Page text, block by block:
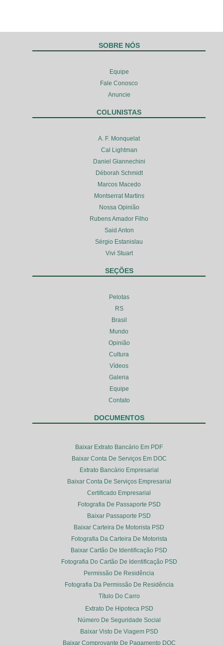
SOBRE NÓS
Equipe
Fale Conosco
Anuncie
COLUNISTAS
A. F. Monquelat
Cal Lightman
Daniel Giannechini
Déborah Schmidt
Marcos Macedo
Montserrat Martins
Nossa Opinião
Rubens Amador Filho
Said Anton
Sérgio Estanislau
Vivi Stuart
SEÇÕES
Pelotas
RS
Brasil
Mundo
Opinião
Cultura
Vídeos
Galeria
Equipe
Contato
DOCUMENTOS
Baixar Extrato Bancário Em PDF
Baixar Conta De Serviços Em DOC
Extrato Bancário Empresarial
Baixar Conta De Serviços Empresarial
Certificado Empresarial
Fotografia De Passaporte PSD
Baixar Passaporte PSD
Baixar Carteira De Motorista PSD
Fotografia Da Carteira De Motorista
Baixar Cartão De Identificação PSD
Fotografia Do Cartão De Identificação PSD
Permissão De Residência
Fotografia Da Permissão De Residência
Título Do Carro
Extrato De Hipoteca PSD
Número De Seguridade Social
Baixar Visto De Viagem PSD
Baixar Comprovante De Pagamento DOC